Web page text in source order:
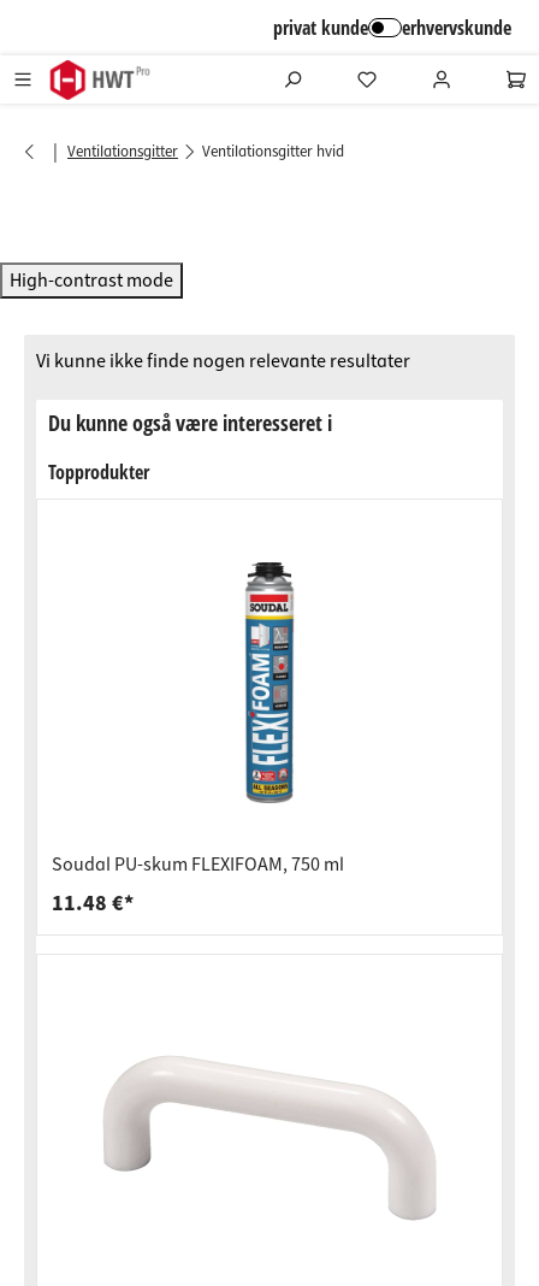
privat kunde erhvervskunde
| Ventilationsgitter Ventilationsgitter hvid
High-contrast mode
Vi kunne ikke finde nogen relevante resultater
Du kunne også være interesseret i
Topprodukter
Soudal PU-skum FLEXIFOAM, 750 ml
11.48 €*